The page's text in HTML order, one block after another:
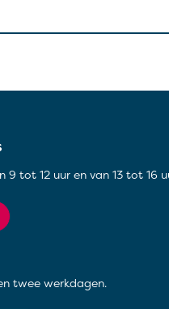
9 tot 12 uur en van 13 tot 16
twee werkdagen.